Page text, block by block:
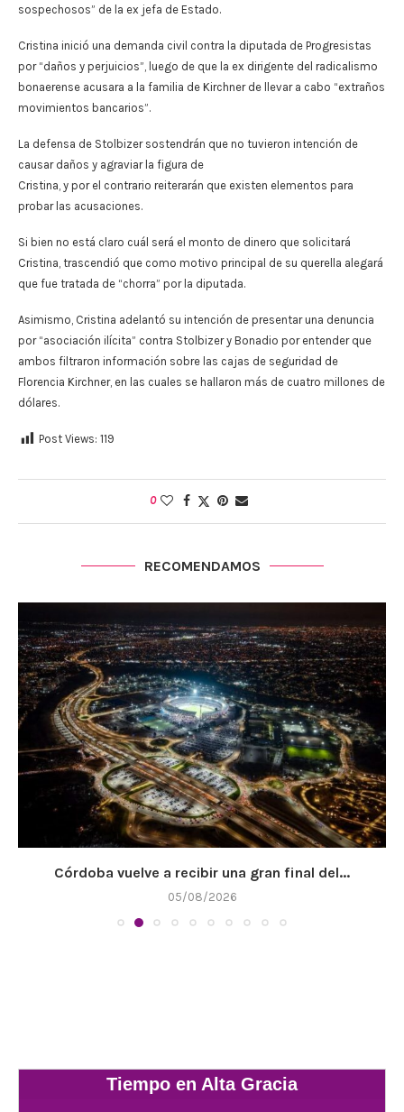
sospechosos” de la ex jefa de Estado.
Cristina inició una demanda civil contra la diputada de Progresistas
por “daños y perjuicios”, luego de que la ex dirigente del radicalismo
bonaerense acusara a la familia de Kirchner de llevar a cabo “extraños
movimientos bancarios”.
La defensa de Stolbizer sostendrán que no tuvieron intención de
causar daños y agraviar la figura de
Cristina, y por el contrario reiterarán que existen elementos para
probar las acusaciones.
Si bien no está claro cuál será el monto de dinero que solicitará
Cristina, trascendió que como motivo principal de su querella alegará
que fue tratada de “chorra” por la diputada.
Asimismo, Cristina adelantó su intención de presentar una denuncia
por “asociación ilícita” contra Stolbizer y Bonadio por entender que
ambos filtraron información sobre las cajas de seguridad de
Florencia Kirchner, en las cuales se hallaron más de cuatro millones de
dólares.
Post Views: 119
0
RECOMENDAMOS
Córdoba vuelve a recibir una gran final del...
05/08/2026
Tiempo en Alta Gracia